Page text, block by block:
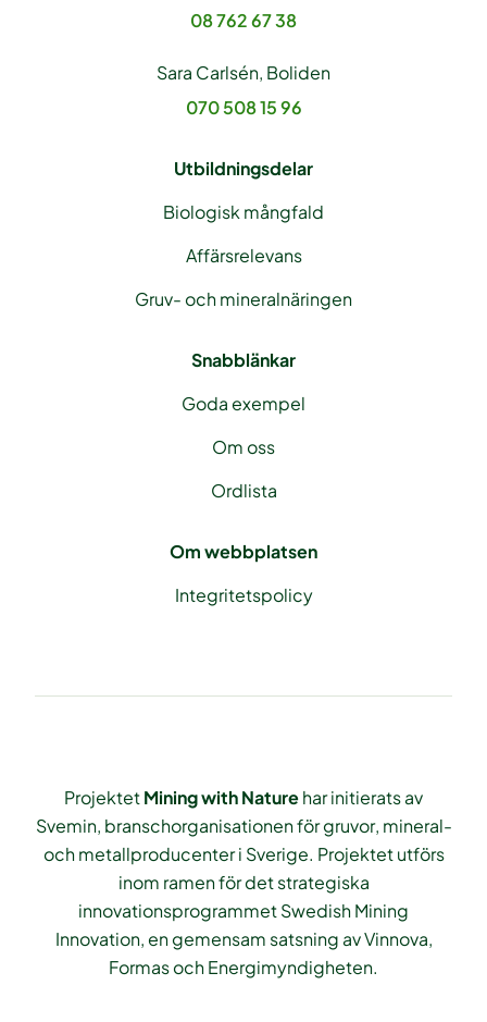
08 762 67 38
Sara Carlsén, Boliden
070 508 15 96
Utbildningsdelar
Biologisk mångfald
Affärsrelevans
Gruv- och mineralnäringen
Snabblänkar
Goda exempel
Om oss
Ordlista
Om webbplatsen
Integritetspolicy
ProjektetMining with Naturehar initierats av
Svemin, branschorganisationen för gruvor, mineral-
och metallproducenter i Sverige. Projektet utförs
inom ramen för det strategiska
innovationsprogrammet Swedish Mining
Innovation, en gemensam satsning av Vinnova,
Formas och Energimyndigheten.